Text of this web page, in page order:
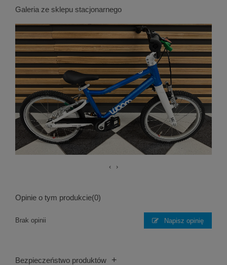
Galeria ze sklepu stacjonarnego
‹ ›
Opinie o tym produkcie(0)
Brak opinii Napisz opinię
Bezpieczeństwo produktów +